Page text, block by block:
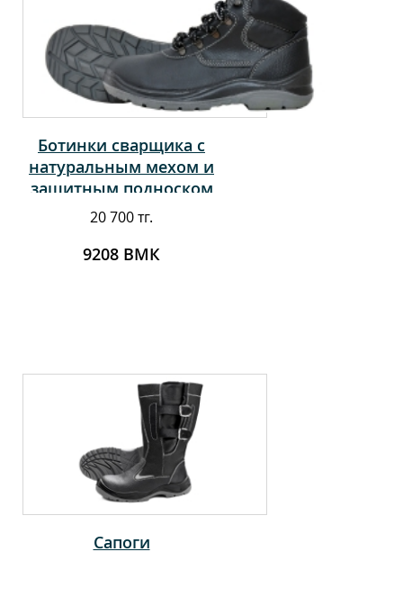
Ботинки сварщика с
натуральным мехом и
защитным подноском
20 700 тг.
9208 ВМК
Сапоги